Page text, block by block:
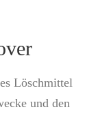
Löschmittel
und den